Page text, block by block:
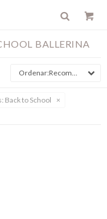
BALLERINA
Recomendados
Back to School